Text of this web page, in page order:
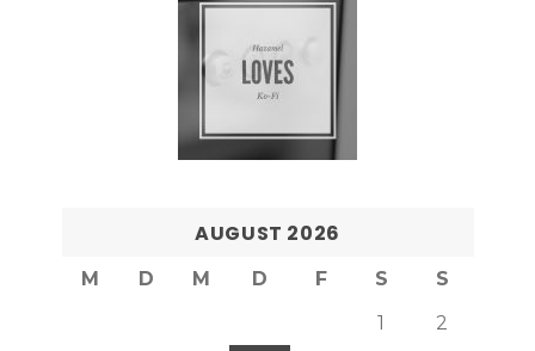
AUGUST 2026
M D M D F S
S
1
2